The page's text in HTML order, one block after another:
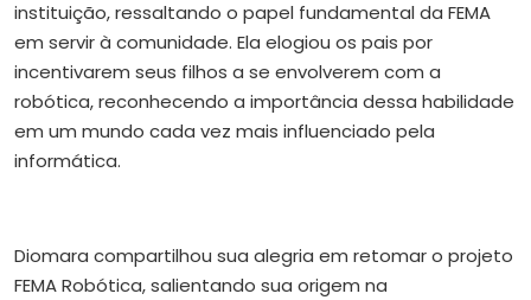
instituição, ressaltando o papel fundamental da FEMA
em servir à comunidade. Ela elogiou os pais por
incentivarem seus filhos a se envolverem com a
robótica, reconhecendo a importância dessa habilidade
em um mundo cada vez mais influenciado pela
informática.
Diomara compartilhou sua alegria em retomar o projeto
FEMA Robótica, salientando sua origem na